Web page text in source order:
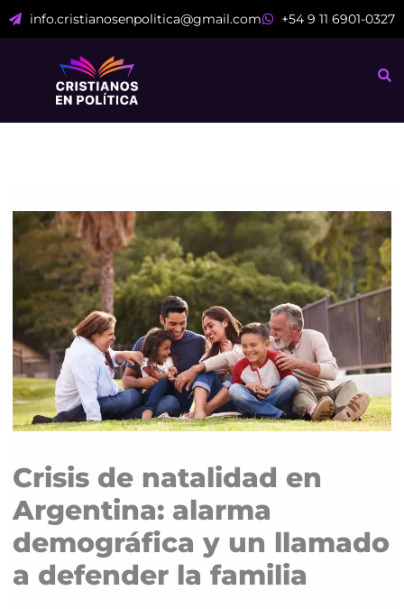
al
info.cristianosenpolitica@gmail.com +54 9 11 6901-0327
Crisis de natalidad en
Argentina: alarma
demográfica y un llamado
a defender la familia